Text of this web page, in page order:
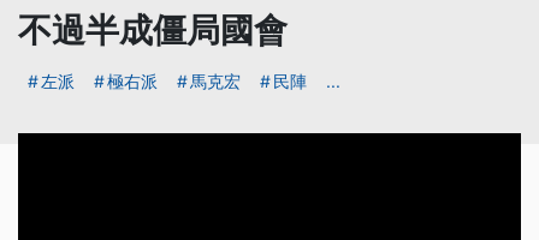
不過半成僵局國會
左派 極右派 馬克宏 民陣 ...